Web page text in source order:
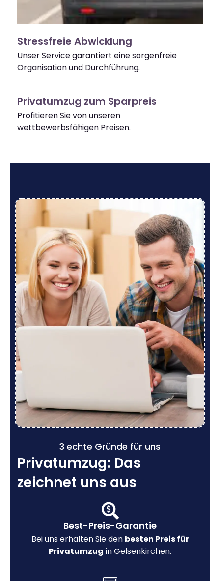
Stressfreie Abwicklung
Unser Service garantiert eine sorgenfreie
Organisation und Durchführung.
Privatumzug zum Sparpreis
Profitieren Sie von unseren
wettbewerbsfähigen Preisen.
3 echte Gründe für uns
Privatumzug: Das
zeichnet uns aus
Best-Preis-Garantie
Bei uns erhalten Sie den besten Preis für
Privatumzug in Gelsenkirchen.